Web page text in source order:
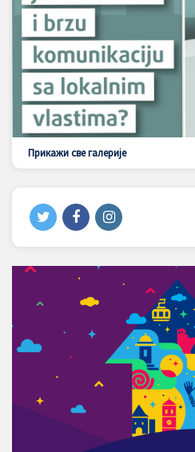
Прикажи све галерије